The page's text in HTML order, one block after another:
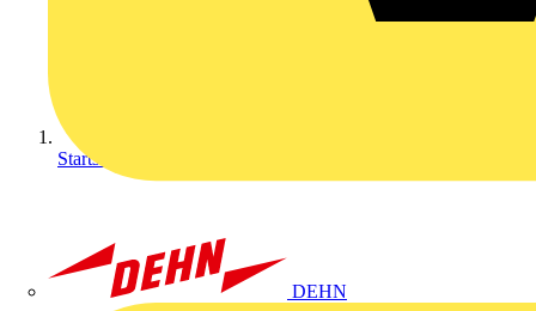
DEHN
Startseite